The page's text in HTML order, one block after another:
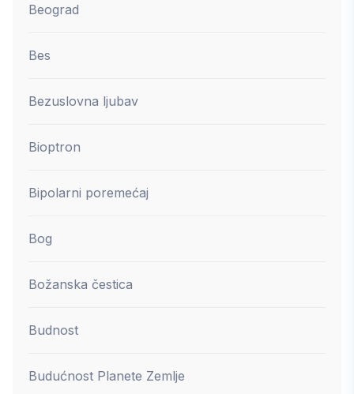
Beograd
Bes
Bezuslovna ljubav
Bioptron
Bipolarni poremećaj
Bog
Božanska čestica
Budnost
Budućnost Planete Zemlje